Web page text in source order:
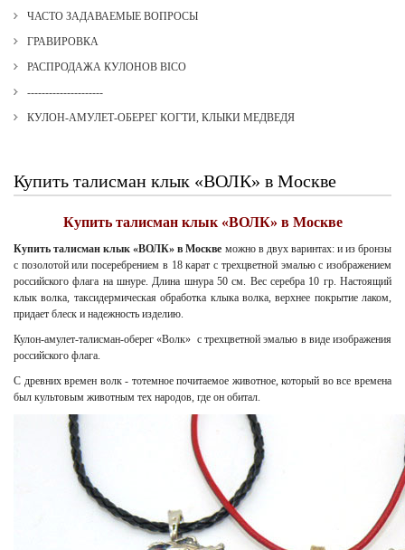
ЧАСТО ЗАДАВАЕМЫЕ ВОПРОСЫ
ГРАВИРОВКА
РАСПРОДАЖА КУЛОНОВ BICO
---------------------
КУЛОН-АМУЛЕТ-ОБЕРЕГ КОГТИ, КЛЫКИ МЕДВЕДЯ
Купить талисман клык «ВОЛК» в Москве
Купить талисман клык «ВОЛК» в Москве
Купить талисман клык «ВОЛК» в Москве можно в двух варинтах: и из бронзы
с позолотой или посеребрением в 18 карат с трехцветной эмалью с изображением
российского флага на шнуре. Длина шнура 50 см. Вес серебра 10 гр. Настоящий
клык волка, таксидермическая обработка клыка волка, верхнее покрытие лаком,
придает блеск и надежность изделию.
Кулон-амулет-талисман-оберег «Волк» с трехцветной эмалью в виде изображения
российского флага.
С древних времен волк - тотемное почитаемое животное, который во все времена
был культовым животным тех народов, где он обитал.